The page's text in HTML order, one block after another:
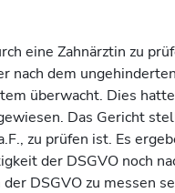
eine Zahnärztin zu
nach dem
überwacht. Dies
Das Gericht
zu prüfen ist. Es
der DSGVO noch
DSGVO zu messen